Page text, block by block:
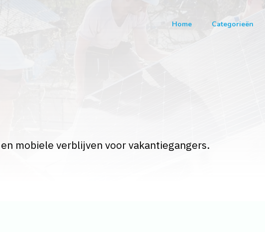
Home Categorieën
mobiele verblijven voor vakantiegangers.